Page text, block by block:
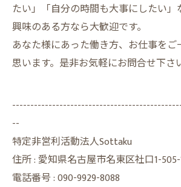
たい」「自分の時間も大事にしたい」
興味のある方なら大歓迎です。
あなた様にあった働き方、お仕事をご
思います。是非お気軽にお問合せ下さ
--
特定非営利活動法人Sottaku
住所 : 愛知県名古屋市名東区社口1-
電話番号 :090-9929-8088